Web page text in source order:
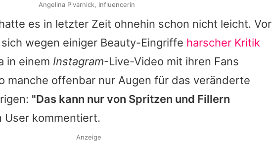
es in letzter Zeit ohnehin schon nicht leicht. Vor
wegen einiger Beauty-Eingriffe harscher Kritik
in einem Instagram-Live-Video mit ihren Fans
manche offenbar nur Augen für das veränderte
"Das kann nur von Spritzen und Fillern
User kommentiert.
Angelina Pivarnick, Influencerin
Anzeige